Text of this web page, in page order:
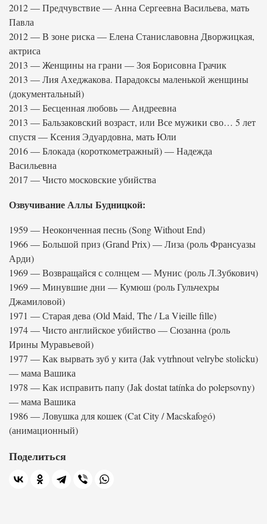
2012 — Предчувствие — Анна Сергеевна Васильева, мать
Павла
2012 — В зоне риска — Елена Станиславовна Дворжицкая,
актриса
2013 — Женщины на грани — Зоя Борисовна Грачик
2013 — Лия Ахеджакова. Парадоксы маленькой женщины
(документальный)
2013 — Бесценная любовь — Андреевна
2013 — Бальзаковский возраст, или Все мужики сво… 5 лет
спустя — Ксения Эдуардовна, мать Юли
2016 — Блокада (короткометражный) — Надежда
Васильевна
2017 — Чисто московские убийства
Озвучивание Аллы Будницкой:
1959 — Неоконченная песнь (Song Without End)
1966 — Большой приз (Grand Prix) — Лиза (роль Франсуазы
Арди)
1969 — Возвращайся с солнцем — Мунис (роль Л.Зубкович)
1969 — Минувшие дни — Кумюш (роль Гульчехры
Джамиловой)
1971 — Старая дева (Old Maid, The / La Vieille fille)
1974 — Чисто английское убийство — Сюзанна (роль
Ирины Муравьевой)
1977 — Как вырвать зуб у кита (Jak vytrhnout velrybe stolicku)
— мама Вашика
1978 — Как исправить папу (Jak dostat tatínka do polepsovny)
— мама Вашика
1986 — Ловушка для кошек (Cat City / Macskafogó)
(анимационный)
Поделиться